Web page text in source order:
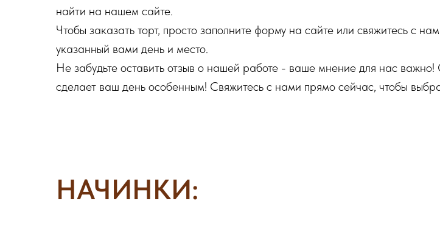
найти на нашем сайте.
Чтобы заказать торт, просто заполните форму на сайте или свяжитесь с
указанный вами день и место.
Не забудьте оставить отзыв о нашей работе - ваше мнение для нас
сделает ваш день особенным! Свяжитесь с нами прямо сейчас, чтобы
НАЧИНКИ: